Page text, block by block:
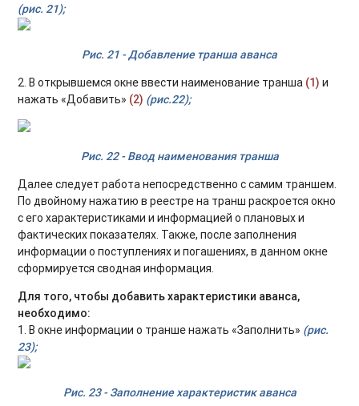
(рис. 21);
Рис. 21 - Добавление транша аванса
2. В открывшемся окне ввести наименование транша (1) и
нажать «Добавить» (2) (рис.22);
Рис. 22 - Ввод наименования транша
Далее следует работа непосредственно с самим траншем.
По двойному нажатию в реестре на транш раскроется окно
с его характеристиками и информацией о плановых и
фактических показателях. Также, после заполнения
информации о поступлениях и погашениях, в данном окне
сформируется сводная информация.
Для того, чтобы добавить характеристики аванса,
необходимо:
1. В окне информации о транше нажать «Заполнить» (рис.
23);
Рис. 23 - Заполнение характеристик аванса